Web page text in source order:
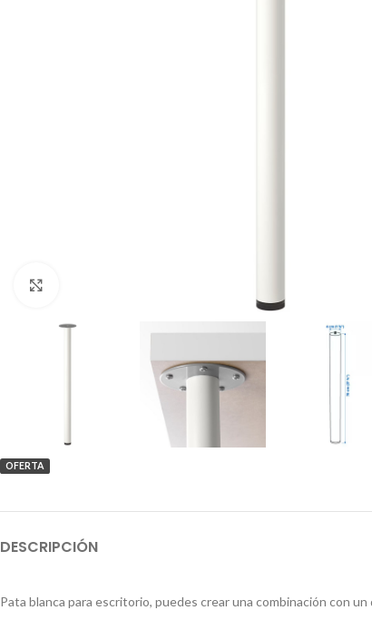
OFERTA
DESCRIPCIÓN
Pata blanca para escritorio, puedes crear una combinación con